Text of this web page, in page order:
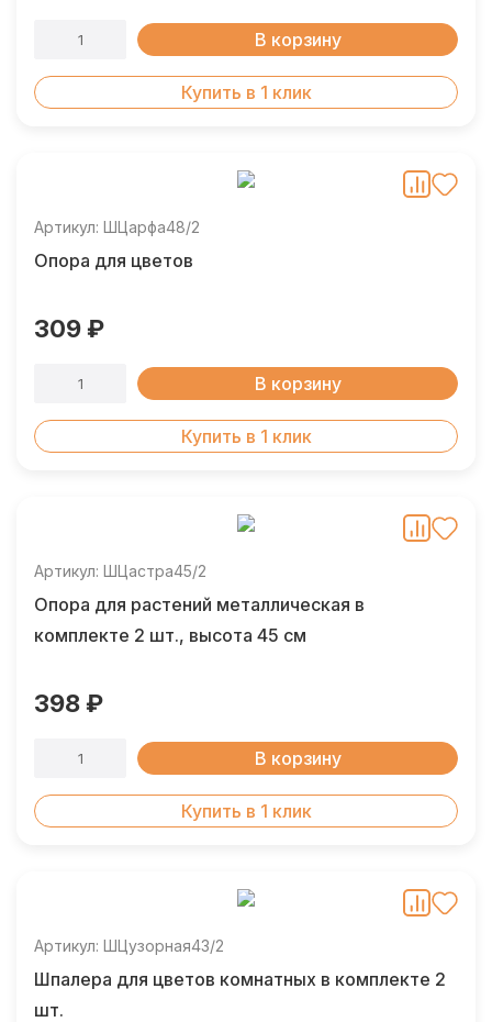
В корзину
Купить в 1 клик
Артикул: ШЦарфа48/2
Опора для цветов
309 ₽
В корзину
Купить в 1 клик
Артикул: ШЦастра45/2
Опора для растений металлическая в
комплекте 2 шт., высота 45 см
398 ₽
В корзину
Купить в 1 клик
Артикул: ШЦузорная43/2
Шпалера для цветов комнатных в комплекте 2
шт.